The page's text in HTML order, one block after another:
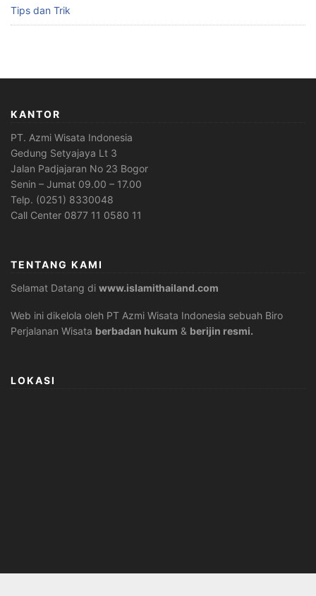
Tips dan Trik
KANTOR
PT. Azmi Wisata Indonesia
Gedung Setyajaya Lt 3
Jalan Padjajaran No 23 Bogor
Senin – Jumat 09.00 – 17.00
Telp. (0251) 8330048
Call Center 0877 11 0580 11
TENTANG KAMI
Selamat Datang di www.islamithailand.com
Web ini dikelola oleh PT Azmi Wisata Indonesia sebuah Biro
Perjalanan Wisata berbadan hukum & berijin resmi.
LOKASI